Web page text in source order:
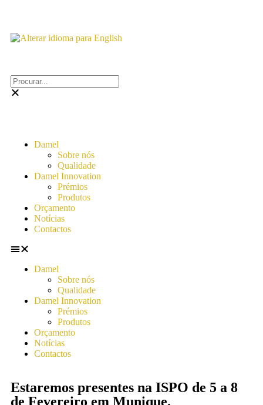
Damel
Sobre nós
Qualidade
Damel Innovation
Prémios
Produtos
Orçamento
Notícias
Contactos
Damel
Sobre nós
Qualidade
Damel Innovation
Prémios
Produtos
Orçamento
Notícias
Contactos
Estaremos presentes na ISPO de 5 a 8
de Fevereiro em Munique.